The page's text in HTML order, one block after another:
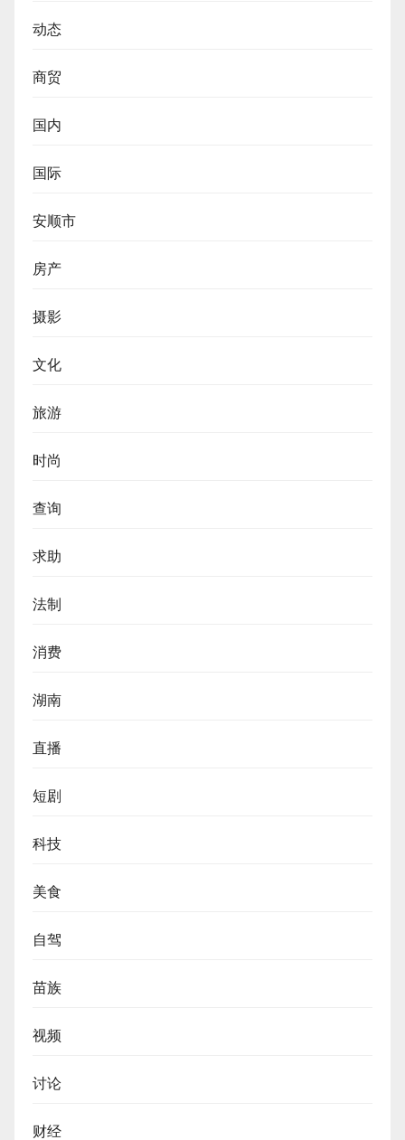
动态
商贸
国内
国际
安顺市
房产
摄影
文化
旅游
时尚
查询
求助
法制
消费
湖南
直播
短剧
科技
美食
自驾
苗族
视频
讨论
财经